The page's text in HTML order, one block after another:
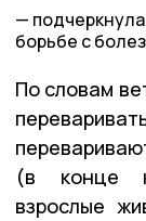
борьбе с
По словам
(в конце
взрослые